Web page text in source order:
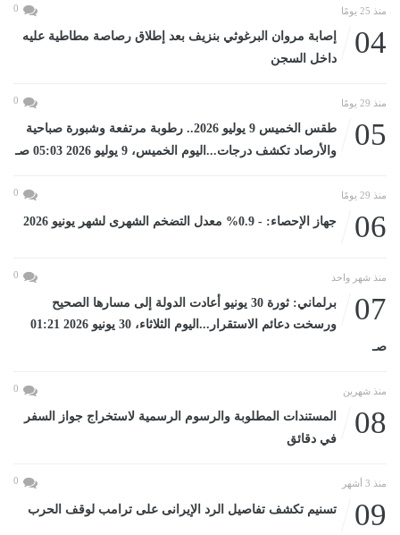
منذ 25 يومًا 0
04
إصابة مروان البرغوثي بنزيف بعد إطلاق رصاصة مطاطية عليه
داخل السجن
منذ 29 يومًا 0
05
طقس الخميس 9 يوليو 2026.. رطوبة مرتفعة وشبورة صباحية
والأرصاد تكشف درجات...اليوم الخميس، 9 يوليو 2026 05:03 صـ
منذ 29 يومًا 0
06 جهاز الإحصاء: - 0.9% معدل التضخم الشهرى لشهر يونيو 2026
منذ شهر واحد 0
07
برلماني: ثورة 30 يونيو أعادت الدولة إلى مسارها الصحيح
ورسخت دعائم الاستقرار...اليوم الثلاثاء، 30 يونيو 2026 01:21
صـ
منذ شهرين 0
08
المستندات المطلوبة والرسوم الرسمية لاستخراج جواز السفر
في دقائق
منذ 3 أشهر 0
09 تسنيم تكشف تفاصيل الرد الإيرانى على ترامب لوقف الحرب